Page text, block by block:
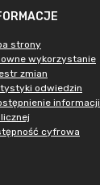
strony
wykorzystanie
zmian
odwiedzin
informacji
cyfrowa